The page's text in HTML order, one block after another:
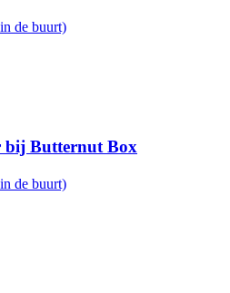
de buurt)
bij Butternut Box
de buurt)